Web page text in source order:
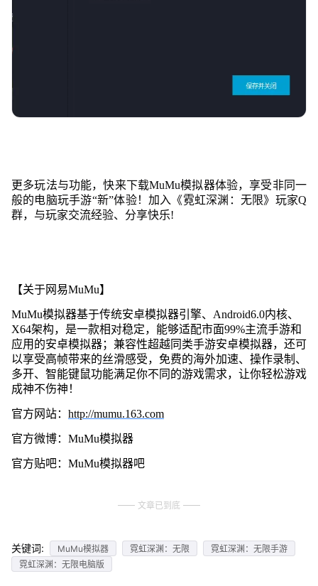
更多玩法与功能，快来下载MuMu模拟器体验，享受非同一
般的电脑玩手游“新”体验！加入《霓虹深渊：无限》玩家Q
群，与玩家交流经验、分享快乐!
【关于网易MuMu】
MuMu模拟器基于传统安卓模拟器引擎、Android6.0内核、
X64架构，是一款相对稳定，能够适配市面99%主流手游和
应用的安卓模拟器；兼容性超越同类手游安卓模拟器，还可
以享受高帧带来的丝滑感受，免费的海外加速、操作录制、
多开、智能键鼠功能满足你不同的游戏需求，让你轻松游戏
成神不伤神！
官方网站： http://mumu.163.com
官方微博：MuMu模拟器
官方贴吧：MuMu模拟器吧
文章已到底
关键词: MuMu模拟器 霓虹深渊：无限
霓虹深渊：无限手游
霓虹深渊：无限电脑版